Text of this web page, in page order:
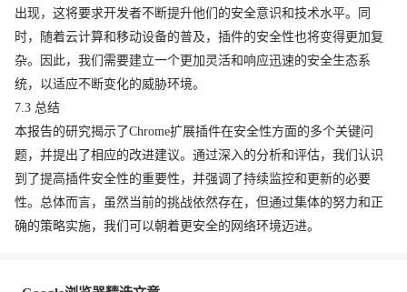
出现，这将要求开发者不断提升他们的安全意识和技术水平。同
时，随着云计算和移动设备的普及，插件的安全性也将变得更加复
杂。因此，我们需要建立一个更加灵活和响应迅速的安全生态系
统，以适应不断变化的威胁环境。
7.3 总结
本报告的研究揭示了Chrome扩展插件在安全性方面的多个关键问
题，并提出了相应的改进建议。通过深入的分析和评估，我们认识
到了提高插件安全性的重要性，并强调了持续监控和更新的必要
性。总体而言，虽然当前的挑战依然存在，但通过集体的努力和正
确的策略实施，我们可以朝着更安全的网络环境迈进。